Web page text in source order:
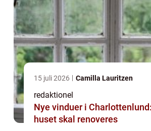
15 juli 2026 Camilla Lauritzen
redaktionel
Nye vinduer i
huset skal renoveres